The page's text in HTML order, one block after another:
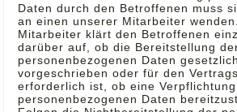
Daten durch den Betroffenen muss
an einen unserer Mitarbeiter
Mitarbeiter klärt den Betroffenen
darüber auf, ob die Bereitstellung
personenbezogenen Daten
vorgeschrieben oder für den
erforderlich ist, ob eine
personenbezogenen Daten